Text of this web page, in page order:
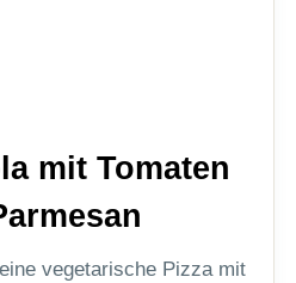
mit Tomaten
vegetarische Pizza mit